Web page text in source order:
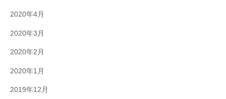
2020年4月
2020年3月
2020年2月
2020年1月
2019年12月